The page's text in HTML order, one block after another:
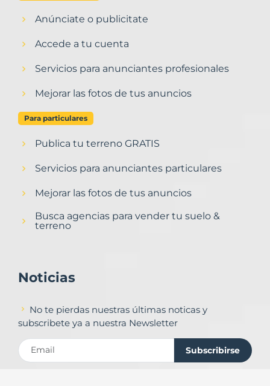
Anúnciate o publicitate
Accede a tu cuenta
Servicios para anunciantes profesionales
Mejorar las fotos de tus anuncios
Para particulares
Publica tu terreno GRATIS
Servicios para anunciantes particulares
Mejorar las fotos de tus anuncios
Busca agencias para vender tu suelo &
terreno
Noticias
No te pierdas nuestras últimas noticas y
subscribete ya a nuestra Newsletter
Subscribirse